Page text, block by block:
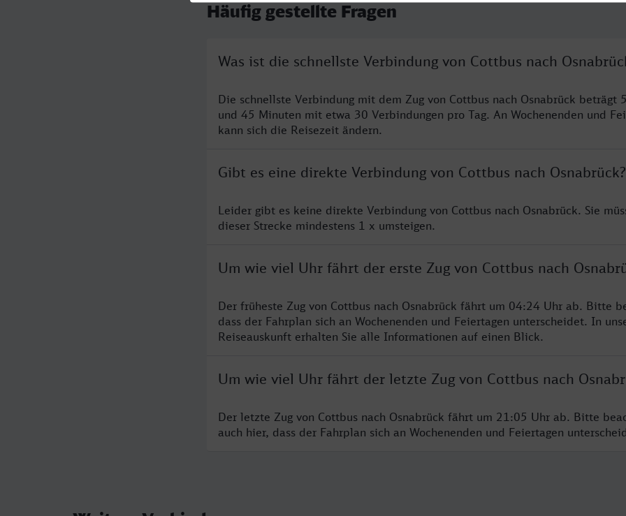
Häufig gestellte Fragen
Was ist die schnellste Verbindung von Cottbus nach
Die schnellste Verbindung mit dem Zug von Cottbus nach Osnabrück beträgt
und 45 Minuten mit etwa 30 Verbindungen pro Tag. An Wochenenden und
kann sich die Reisezeit ändern.
Gibt es eine direkte Verbindung von Cottbus nach Osnabrück?
Leider gibt es keine direkte Verbindung von Cottbus nach Osnabrück. Sie
dieser Strecke mindestens 1 x umsteigen.
Um wie viel Uhr fährt der erste Zug von Cottbus nach
Der früheste Zug von Cottbus nach Osnabrück fährt um 04:24 Uhr ab. Bitte
dass der Fahrplan sich an Wochenenden und Feiertagen unterscheidet. In
Reiseauskunft erhalten Sie alle Informationen auf einen Blick.
Um wie viel Uhr fährt der letzte Zug von Cottbus nach
Der letzte Zug von Cottbus nach Osnabrück fährt um 21:05 Uhr ab. Bitte
auch hier, dass der Fahrplan sich an Wochenenden und Feiertagen